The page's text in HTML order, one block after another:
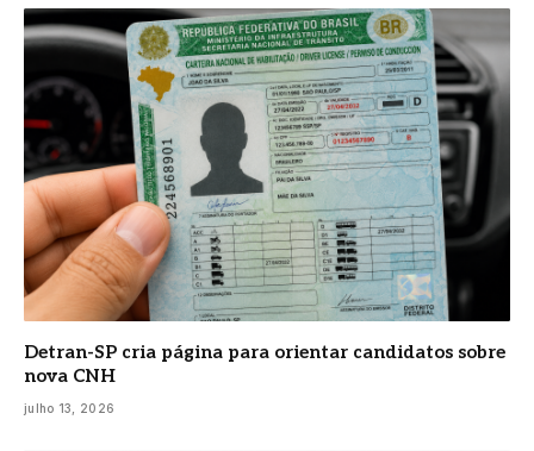
Detran-SP cria página para orientar candidatos sobre
nova CNH
julho 13, 2026